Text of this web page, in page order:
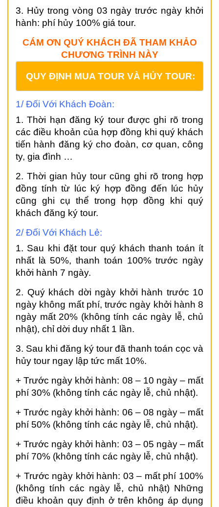
3. Hủy trong vòng 03 ngày trước ngày khởi
hành: phí hủy 100% giá tour.
CÁM ƠN QUÝ KHÁCH ĐÃ THAM KHẢO
CHƯƠNG TRÌNH NÀY
QUY ĐỊNH MUA TOUR VÀ HỦY TOUR:
1/ Đối Với Khách Đoàn:
1. Thời hạn đăng ký tour được ghi rõ trong
các điều khoản của hợp đồng khi quý khách
tiến hành đăng ký cho đoàn, cơ quan, công
ty, gia đình …
2. Thời gian hủy tour cũng ghi rõ trong hợp
đồng tính từ lúc ký hợp đồng đến lúc hủy
cũng ghi cụ thể trong hợp đồng khi quý
khách đăng ký tour.
2/ Đối Với Khách Lẻ:
1. Sau khi đặt tour quý khách thanh toán ít
nhất là 50%, thanh toán 100% trước ngày
khởi hành 7 ngày.
2. Quý khách dời ngày khởi hành trước 10
ngày không mất phí, trước ngày khởi hành 8
ngày mất 20% (không tính các ngày lễ, chủ
nhật), chỉ dời duy nhất 1 lần.
3. Sau khi đăng ký tour đã thanh toán cọc và
hủy tour ngay lập tức mất 10%.
+ Trước ngày khởi hành: 08 – 10 ngày – mất
phí 30% (không tính các ngày lễ, chủ nhật).
+ Trước ngày khởi hành: 06 – 08 ngày – mất
phí 50% (không tính các ngày lễ, chủ nhật).
+ Trước ngày khởi hành: 03 – 05 ngày – mất
phí 70% (không tính các ngày lễ, chủ nhật).
+ Trước ngày khởi hành: 03 – mất phí 100%
(không tính các ngày lễ, chủ nhật) Những
điều khoản quy định ở trên không áp dụng